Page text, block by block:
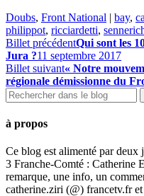
Doubs, Front National | bay,
philippot, ricciardetti,
Billet précédentQui sont les
Jura ?11 septembre 2017
Billet suivant« Notre
régionale démissionne du
à propos
Ce blog est alimenté par deux
3 Franche-Comté : Catherine
remarque, une info, un
catherine.ziri (@) francetv.fr